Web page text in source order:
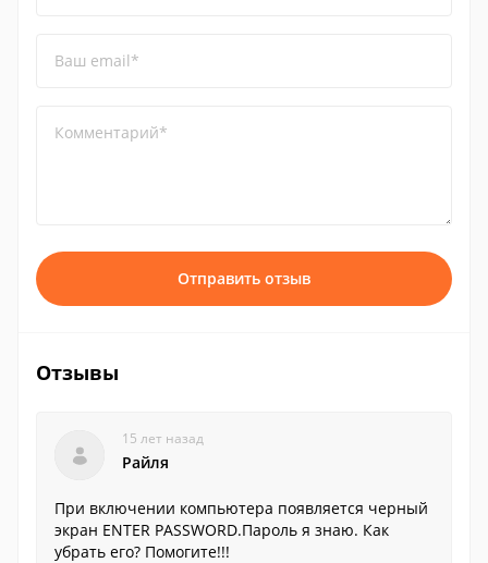
Ваш email*
Комментарий*
Отправить отзыв
Отзывы
15 лет назад
Райля
При включении компьютера появляется черный
экран ENTER PASSWORD.Пароль я знаю. Как
убрать его? Помогите!!!